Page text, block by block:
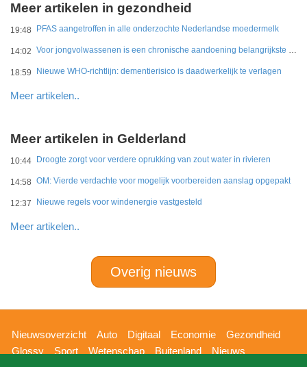
Meer artikelen in gezondheid
19:48 PFAS aangetroffen in alle onderzochte Nederlandse moedermelk
14:02 Voor jongvolwassenen is een chronische aandoening belangrijkste belemmering
18:59 Nieuwe WHO-richtlijn: dementierisico is daadwerkelijk te verlagen
Meer artikelen..
Meer artikelen in Gelderland
10:44 Droogte zorgt voor verdere oprukking van zout water in rivieren
14:58 OM: Vierde verdachte voor mogelijk voorbereiden aanslag opgepakt
12:37 Nieuwe regels voor windenergie vastgesteld
Meer artikelen..
Overig nieuws
Hoofdnavigatie
Nieuwsoverzicht Auto Digitaal Economie
Gezondheid
Glossy
Sport Wetenschap Buitenland
Nieuws